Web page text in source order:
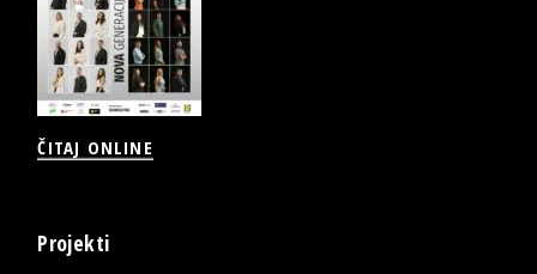
ČITAJ ONLINE
Projekti